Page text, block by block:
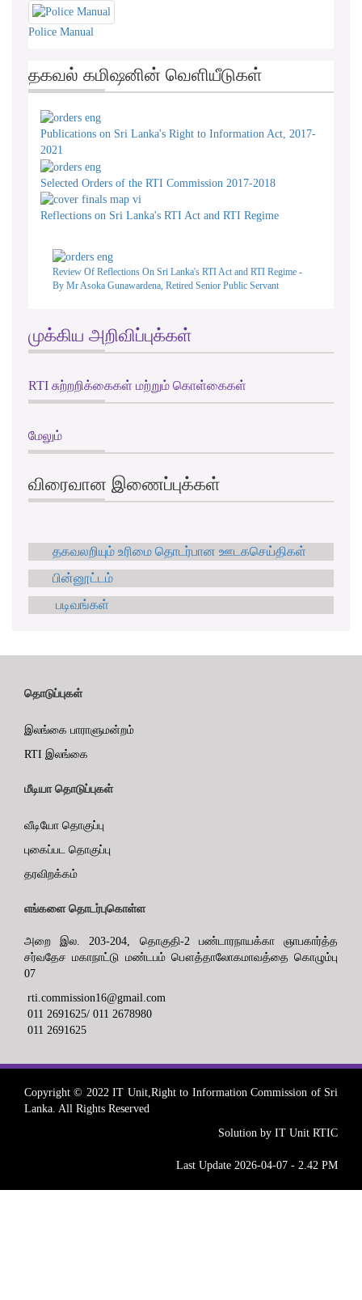
Police Manual
தகவல் கமிஷனின் வெளியீடுகள்
Publications on Sri Lanka's Right to Information Act, 2017-
2021
Selected Orders of the RTI Commission 2017-2018
Reflections on Sri Lanka's RTI Act and RTI Regime
Review Of Reflections On Sri Lanka's RTI Act and RTI Regime -
By Mr Asoka Gunawardena, Retired Senior Public Servant
முக்கிய அறிவிப்புக்கள்
RTI சுற்றறிக்கைகள் மற்றும் கொள்கைகள்
மேலும்
விரைவான இணைப்புக்கள்
தகவலறியும் உரிமை தொடர்பான ஊடகசெய்திகள்
பின்னூட்டம்
படிவங்கள்
தொடுப்புகள்
இலங்கை பாராளுமன்றம்
RTI இலங்கை
மீடியா தொடுப்புகள்
வீடியோ தொகுப்பு
புகைப்பட தொகுப்பு
தரவிறக்கம்
எங்களை தொடர்புகொள்ள
அறை இல. 203-204, தொகுதி-2 பண்டாரநாயக்கா ஞாபகார்த்த
சர்வதேச மகாநாட்டு மண்டபம் பௌத்தாலோகமாவத்தை கொழும்பு
07
rti.commission16@gmail.com
011 2691625/ 011 2678980
011 2691625
Copyright © 2022 IT Unit,Right to Information Commission of Sri
Lanka. All Rights Reserved
Solution by IT Unit RTIC
Last Update 2026-04-07 - 2.42 PM